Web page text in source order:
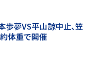
本歩夢VS平山諒中止、笠
体重で開催